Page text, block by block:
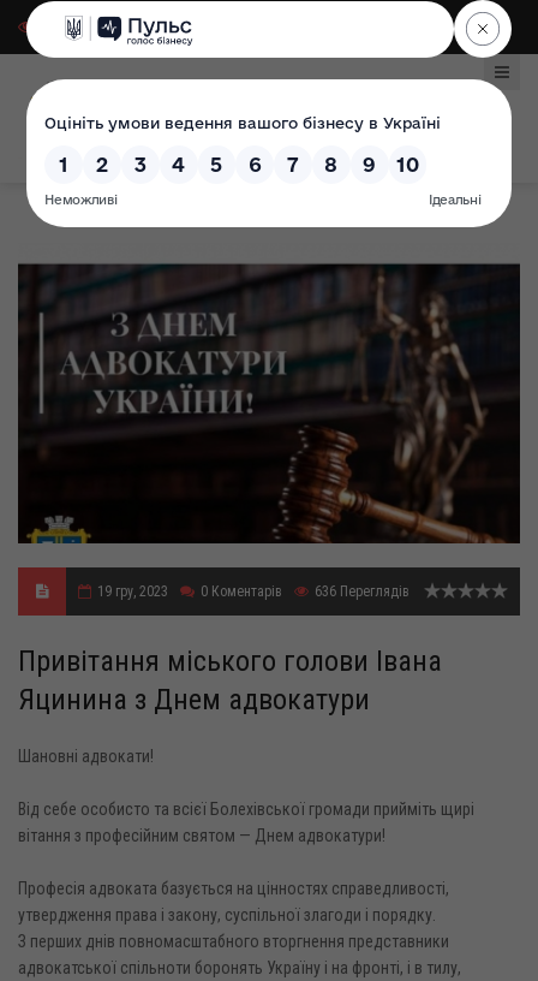
Для слабозорих|
19 гру, 2023 0 Коментарів 636 Переглядів
Привітання міського голови Івана
Яцинина з Днем адвокатури
Шановні адвокати!
Від себе особисто та всієї Болехівської громади прийміть щирі
вітання з професійним святом — Днем адвокатури!
Професія адвоката базується на цінностях справедливості,
утвердження права і закону, суспільної злагоди і порядку.
З перших днів повномасштабного вторгнення представники
адвокатської спільноти боронять Україну і на фронті, і в тилу,